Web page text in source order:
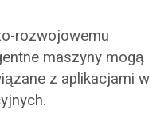
rozwojowemu
maszyny mogą
z aplikacjami w